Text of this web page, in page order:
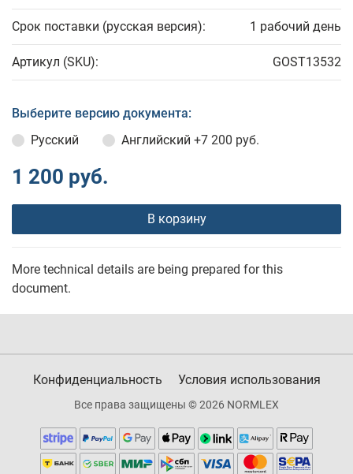
Срок поставки (русская версия): 1 рабочий день
Артикул (SKU): GOST13532
Выберите версию документа:
Русский
Английский +7 200 руб.
1 200 руб.
В корзину
More technical details are being prepared for this
document.
Конфиденциальность Условия использования
Все права защищены © 2026 NORMLEX